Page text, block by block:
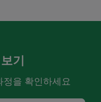
기
을 확인하세요